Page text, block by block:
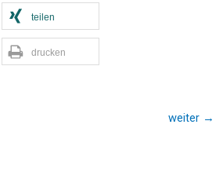
teilen
drucken
weiter →